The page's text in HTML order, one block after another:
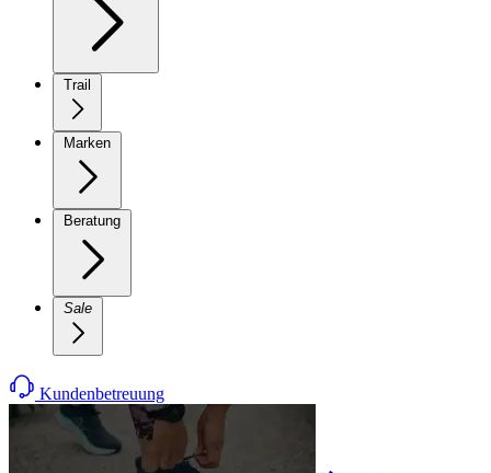
Trail
Marken
Beratung
Sale
Kundenbetreuung